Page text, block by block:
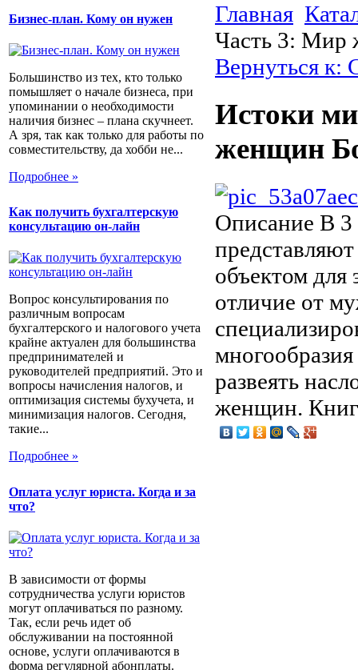
Бизнес-план. Кому он нужен
Большинство из тех, кто только
помышляет о начале бизнеса, при
упоминании о необходимости
наличия бизнес – плана скучнеет.
А зря, так как только для работы по
совместительству, да хобби не...
Подробнее »
Как получить бухгалтерскую
консультацию он-лайн
Вопрос консультирования по
различным вопросам
бухгалтерского и налогового учета
крайне актуален для большинства
предпринимателей и
руководителей предприятий. Это и
вопросы начисления налогов, и
оптимизация системы бухучета, и
минимизация налогов. Сегодня,
такие...
Подробнее »
Оплата услуг юриста. Когда и за
что?
В зависимости от формы
сотрудничества услуги юристов
могут оплачиваться по разному.
Так, если речь идет об
обслуживании на постоянной
основе, услуги оплачиваются в
форма регулярной абонплаты.
Главная
Часть 3: Мир
Вернуться к:
Истоки
женщин
Описание В 3
объектом
отличие от
развеять
женщин.